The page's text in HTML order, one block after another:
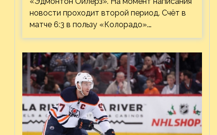
новости проходит второй период. Счёт в
матче 6:3 в пользу «Колорадо».…